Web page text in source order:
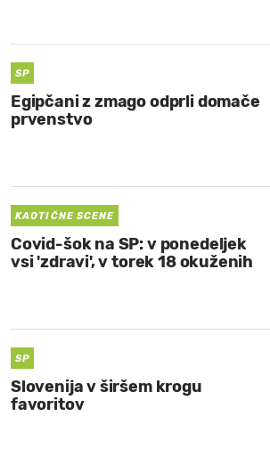
SP
Egipčani z zmago odprli domače
prvenstvo
KAOTIČNE SCENE
Covid-šok na SP: v ponedeljek
vsi 'zdravi', v torek 18 okuženih
SP
Slovenija v širšem krogu
favoritov